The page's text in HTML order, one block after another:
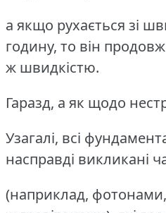
а якщо рухається зі
годину, то він
ж швидкістю.
Гаразд, а як щодо
Узагалі, всі
насправді викликані
(наприклад,